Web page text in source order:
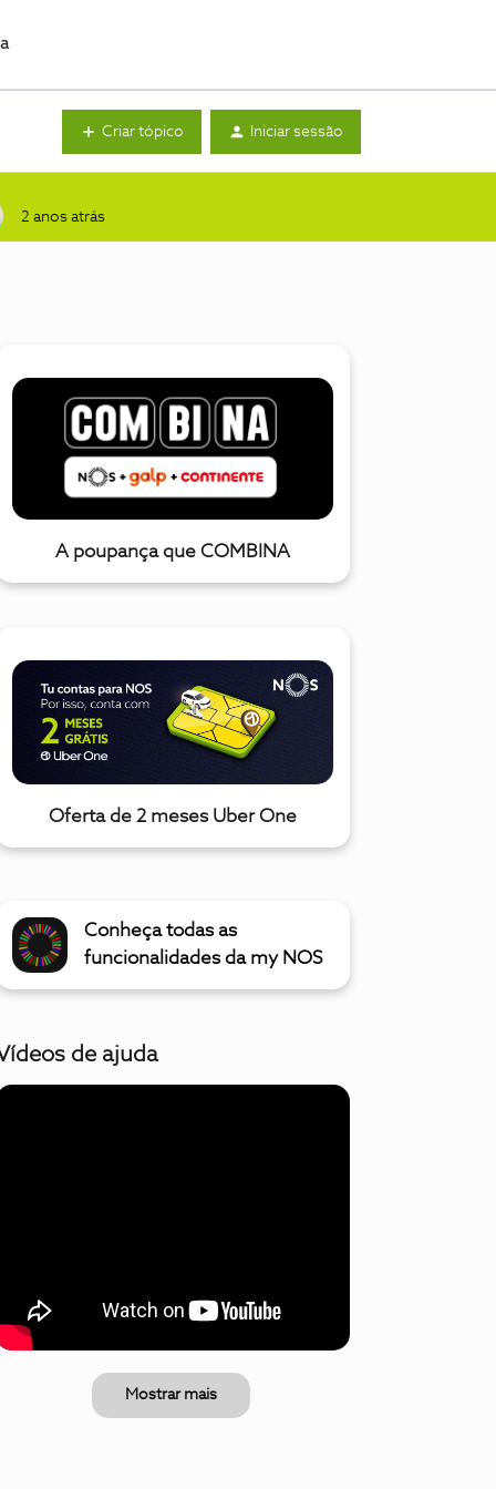
Criar tópico Iniciar sessão
2 anos atrás
A poupança que COMBINA
Oferta de 2 meses Uber One
Conheça todas as
funcionalidades da my NOS
de ajuda
Mostrar mais